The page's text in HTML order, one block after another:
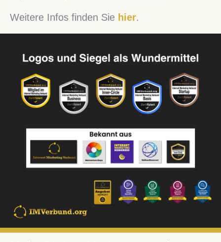
Weitere Infos finden Sie hier.